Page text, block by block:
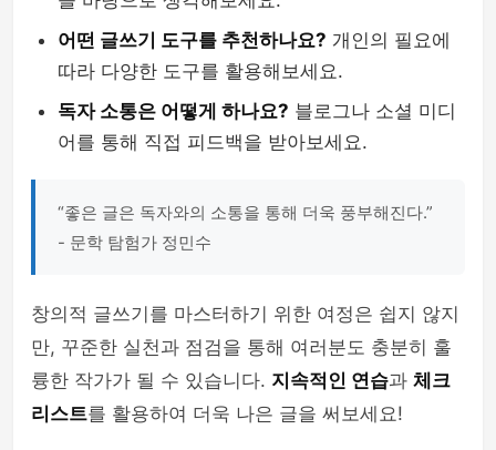
어떤 글쓰기 도구를 추천하나요? 개인의 필요에
따라 다양한 도구를 활용해보세요.
독자 소통은 어떻게 하나요? 블로그나 소셜 미디
어를 통해 직접 피드백을 받아보세요.
“좋은 글은 독자와의 소통을 통해 더욱 풍부해진다.”
- 문학 탐험가 정민수
창의적 글쓰기를 마스터하기 위한 여정은 쉽지 않지
만, 꾸준한 실천과 점검을 통해 여러분도 충분히 훌
륭한 작가가 될 수 있습니다. 지속적인 연습과 체크
리스트를 활용하여 더욱 나은 글을 써보세요!